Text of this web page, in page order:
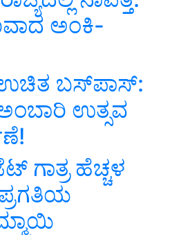
ಅಂಕಿ-
ಉಚಿತ ಬಸ್‌ಪಾಸ್‌:
ಉತ್ಸವ
ಗಾತ್ರ ಹೆಚ್ಚಳ